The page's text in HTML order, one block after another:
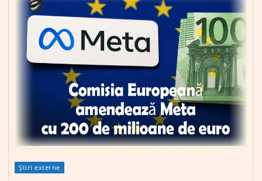
Știri externe